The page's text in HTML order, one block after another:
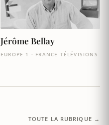
Jérôme Bellay
EUROPE 1 · FRANCE TÉLÉVISIONS
TOUTE LA RUBRIQUE →